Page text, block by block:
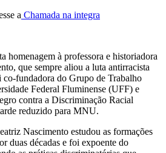
a Chamada na integra
homenagem à professora e historiadora
que sempre aliou a luta antirracista
co-fundadora do Grupo de Trabalho
Federal Fluminense (UFF) e
contra a Discriminação Racial
reduzido para MNU.
Nascimento estudou as formações
duas décadas e foi expoente do